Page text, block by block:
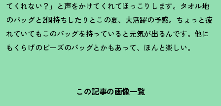
てくれない？ 」と声をかけてくれてほっこりします。タオル地
のバッグと2個持ちしたりとこの夏、大活躍の予感。ちょっと疲
れていてもこのバッグを持っていると元気が出るんです。他に
もくらげのビーズのバッグとかもあって、ほんと楽しい。
この記事の画像一覧